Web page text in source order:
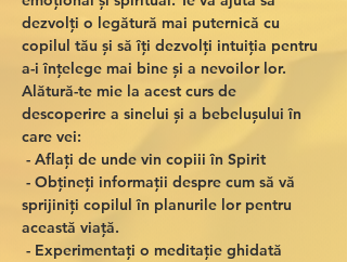
dezvolți o legătură mai puternică cu
copilul tău și să îți dezvolți intuiția pentru
a-i înțelege mai bine și a nevoilor lor.
Alătură-te mie la acest curs de
descoperire a sinelui și a bebelușului în
care vei:
- Aflați de unde vin copiii în Spirit
sprijiniți copilul în planurile lor pentru
această viață.